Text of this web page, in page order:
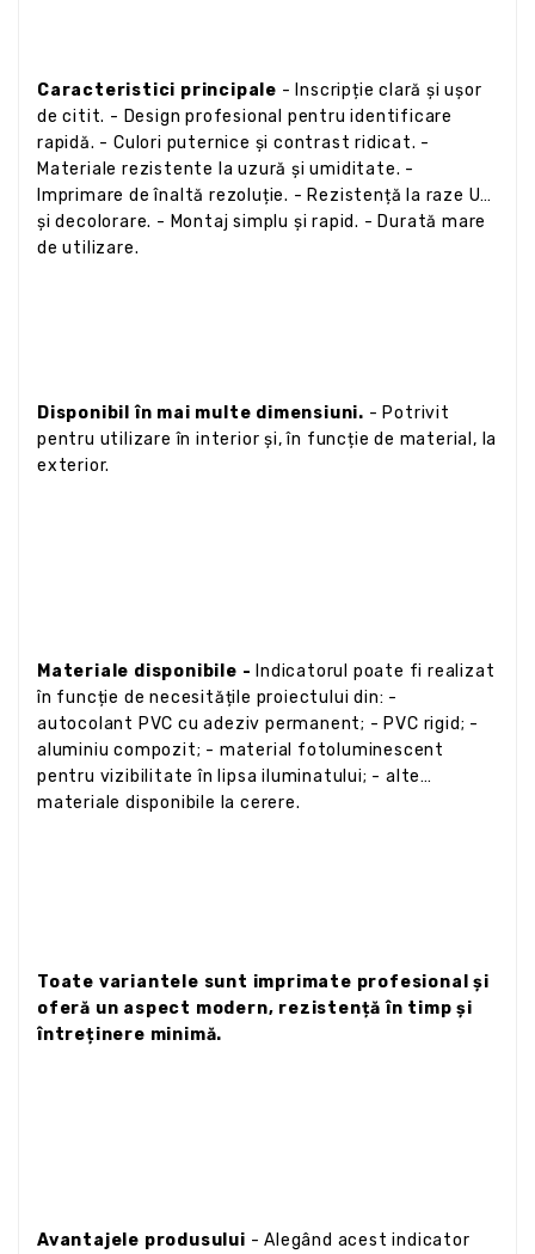
Caracteristici principale - Inscripție clară și ușor
de citit. - Design profesional pentru identificare
rapidă. - Culori puternice și contrast ridicat. -
Materiale rezistente la uzură și umiditate. -
Imprimare de înaltă rezoluție. - Rezistență la raze UV
și decolorare. - Montaj simplu și rapid. - Durată mare
de utilizare.
Disponibil în mai multe dimensiuni. - Potrivit
pentru utilizare în interior și, în funcție de material, la
exterior.
Materiale disponibile - Indicatorul poate fi realizat
în funcție de necesitățile proiectului din: -
autocolant PVC cu adeziv permanent; - PVC rigid; -
aluminiu compozit; - material fotoluminescent
pentru vizibilitate în lipsa iluminatului; - alte
materiale disponibile la cerere.
Toate variantele sunt imprimate profesional și
oferă un aspect modern, rezistență în timp și
întreținere minimă.
Avantajele produsului - Alegând acest indicator